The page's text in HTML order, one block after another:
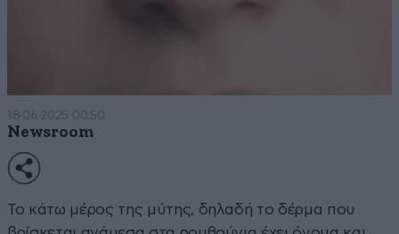
18·06·2025 00:50
Newsroom
Το κάτω μέρος της μύτης, δηλαδή το δέρμα που